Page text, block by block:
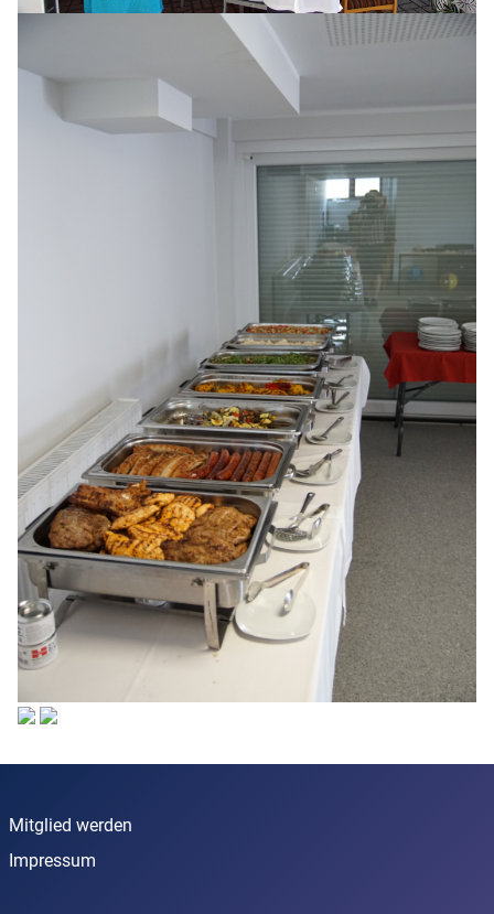
Mitglied werden
Impressum